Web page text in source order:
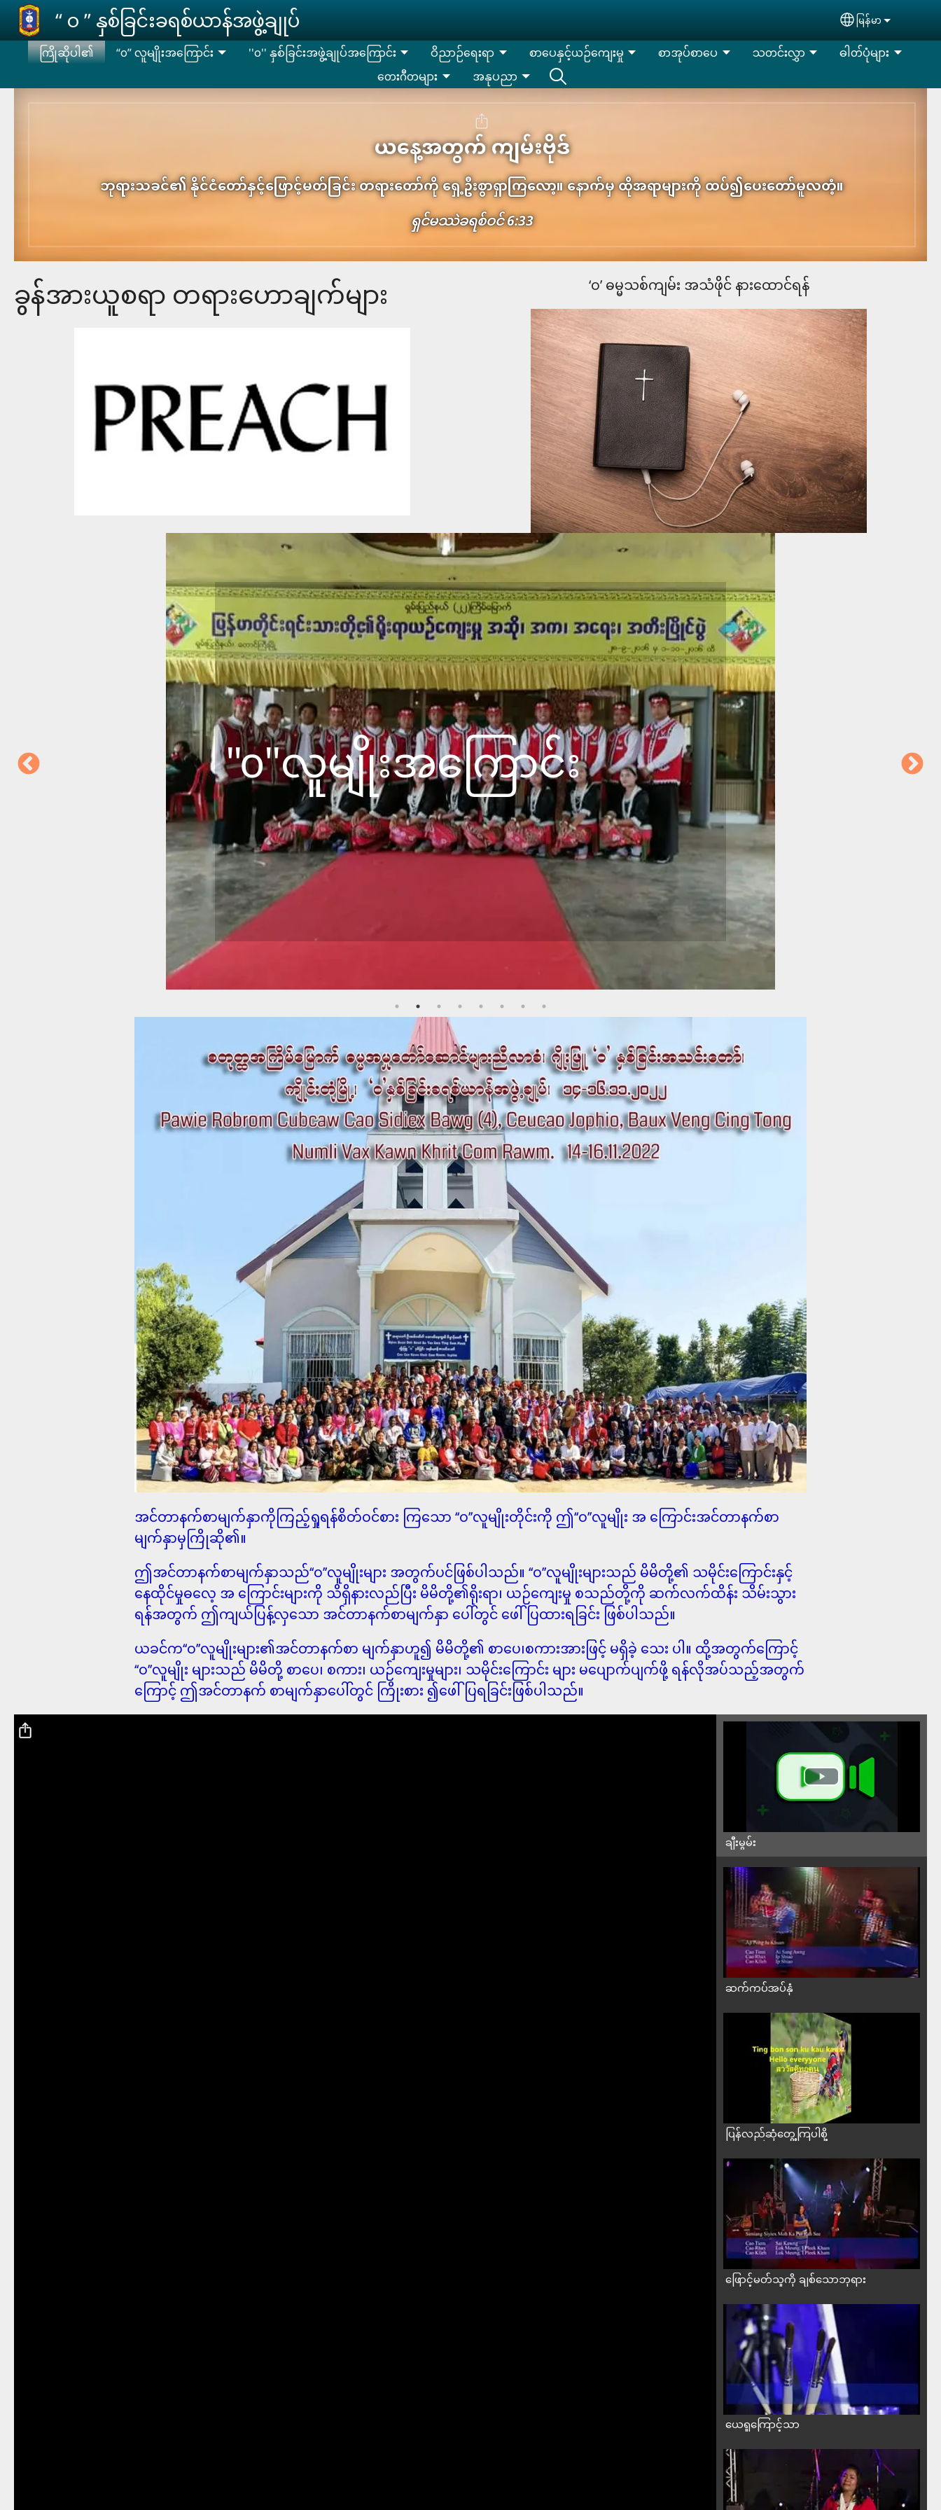
Skip to main content
‘‘ ဝ ’’ နှစ်ခြင်းခရစ်ယာန်အဖွဲ့ချုပ် Select your
မြန်မာ
ကြိုဆိုပါ၏ “၀” လူမျိုးအကြောင်း ''၀'' နှစ်ခြင်းအဖွဲ့ချုပ်အကြောင်း ဝိညာဉ်ရေးရာ စာပေနှင့်ယဉ်ကျေးမှု စာအုပ်စာပေ သတင်းလွှာ
ဓါတ်ပုံများ
တေးဂီတများ
အနုပညာ
ယနေ့အတွက် ကျမ်းဗိုဒ်
ဘုရားသခင်၏ နိုင်ငံတော်နှင့်ဖြောင့်မတ်ခြင်း တရားတော်ကို ရှေ့ဦးစွာရှာကြလော့။ နောက်မှ ထိုအရာများကို ထပ်၍ပေးတော်မူလတံ့။
ရှင်​မဿဲ​ခ​ရစ်​ဝင် 6:33
ခွန်အားယူစရာ တရား​ဟောချက်များ ‘၀’ ဓမ္မသစ်ကျမ်း အသံဖိုင် နား​ထောင်ရန်
‘ဝ‘နှစ်ခြင်းခရစ်ယာန်အဖွဲ့
ချုပ်အကြောင်း
အင်တာနက်စာမျက်နှာကိုကြည့်ရှုရန်စိတ်ဝင်စား ကြသော ‘‘၀’’လူမျိုးတိုင်းကို ဤ‘‘၀’’လူမျိုး အ ကြောင်းအင်တာနက်စာ
မျက်နှာမှကြိုဆို၏။
ဤအင်တာနက်စာမျက်နှာသည်‘‘၀’’လူမျိုးများ အတွက်ပင်ဖြစ်ပါသည်။ ‘‘၀’’လူမျိုးများသည် မိမိတို့၏ သမိုင်းကြောင်းနှင့်
နေထိုင်မှုဓလေ့ အ ကြောင်းများကို သိရှိနားလည်ပြီး မိမိတို့၏ရိုးရာ၊ ယဉ်ကျေးမှု စသည်တို့ကို ဆက်လက်ထိန်း သိမ်းသွား
ရန်အတွက် ဤကျယ်ပြန့်လှသော အင်တာနက်စာမျက်နှာ ပေါ်တွင် ဖေါ်ပြထားရခြင်း ဖြစ်ပါသည်။
ယခင်က‘‘၀’’လူမျိုးများ၏အင်တာနက်စာ မျက်နှာဟူ၍ မိမိတို့၏ စာပေ၊စကားအားဖြင့် မရှိခဲ့ သေး ပါ။ ထို့အတွက်ကြောင့်
‘‘၀’’လူမျိုး များသည် မိမိတို့ စာပေ၊ စကား၊ ယဉ်ကျေးမှုများ၊ သမိုင်းကြောင်း များ မပျောက်ပျက်ဖို့ ရန်လိုအပ်သည့်အတွက်
ကြောင့် ဤအင်တာနက် စာမျက်နှာပေါ်တွင် ကြိုးစား ၍ဖေါ်ပြရခြင်းဖြစ်ပါသည်။
ချီးမွမ်း
ဆက်ကပ်အပ်နှံ
ပြန်လည်ဆုံတွေ့ကြပါစို့
ဖြောင့်မတ်သူကို ချစ်သောဘုရား
ယေရှုကြောင့်သာ